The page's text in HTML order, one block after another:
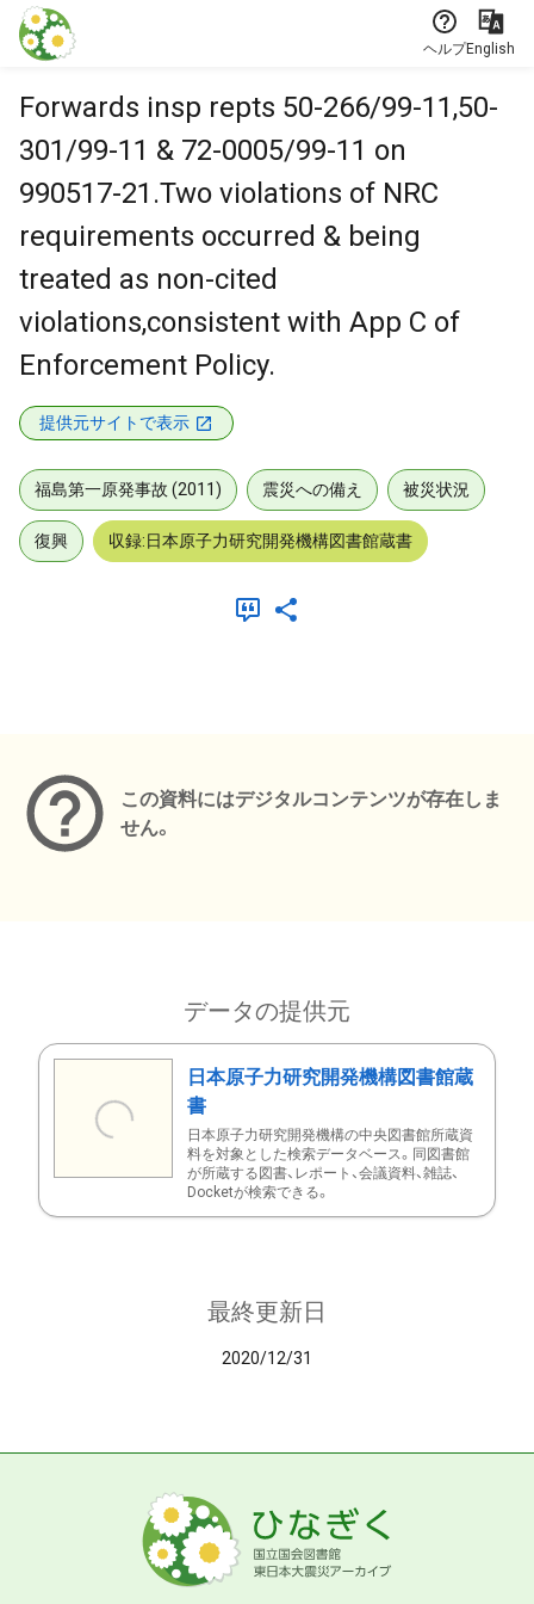
本文に飛ぶ
ヘルプEnglish
Forwards insp repts 50-266/99-11,50-
301/99-11 & 72-0005/99-11 on
990517-21.Two violations of NRC
requirements occurred & being
treated as non-cited
violations,consistent with App C of
Enforcement Policy.
提供元サイトで表示
福島第一原発事故 (2011) 震災への備え 被災状況
復興 収録:日本原子力研究開発機構図書館蔵書
この資料にはデジタルコンテンツが存在しま
せん。
データの提供元
日本原子力研究開発機構図書館蔵
書
日本原子力研究開発機構の中央図書館所蔵資
料を対象とした検索データベース。同図書館
が所蔵する図書、レポート、会議資料、雑誌、
Docketが検索できる。
最終更新日
2020/12/31